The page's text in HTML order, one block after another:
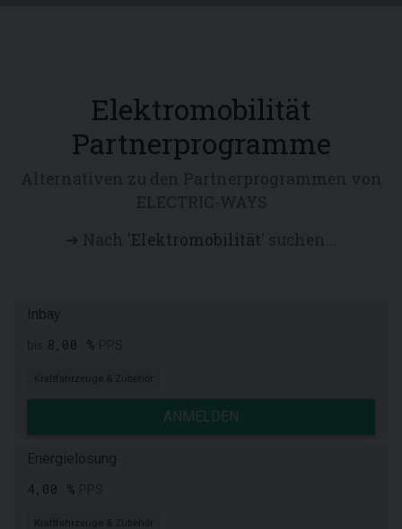
Elektromobilität
Partnerprogramme
Elektromobilität
Inbay
8,00 %
Kraftfahrzeuge & Zubehör
ANMELDEN
Energielösung
4,00 %
Kraftfahrzeuge & Zubehör